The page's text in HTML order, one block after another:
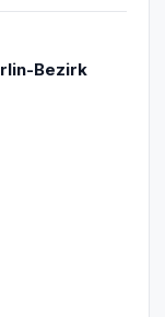
Bezirk